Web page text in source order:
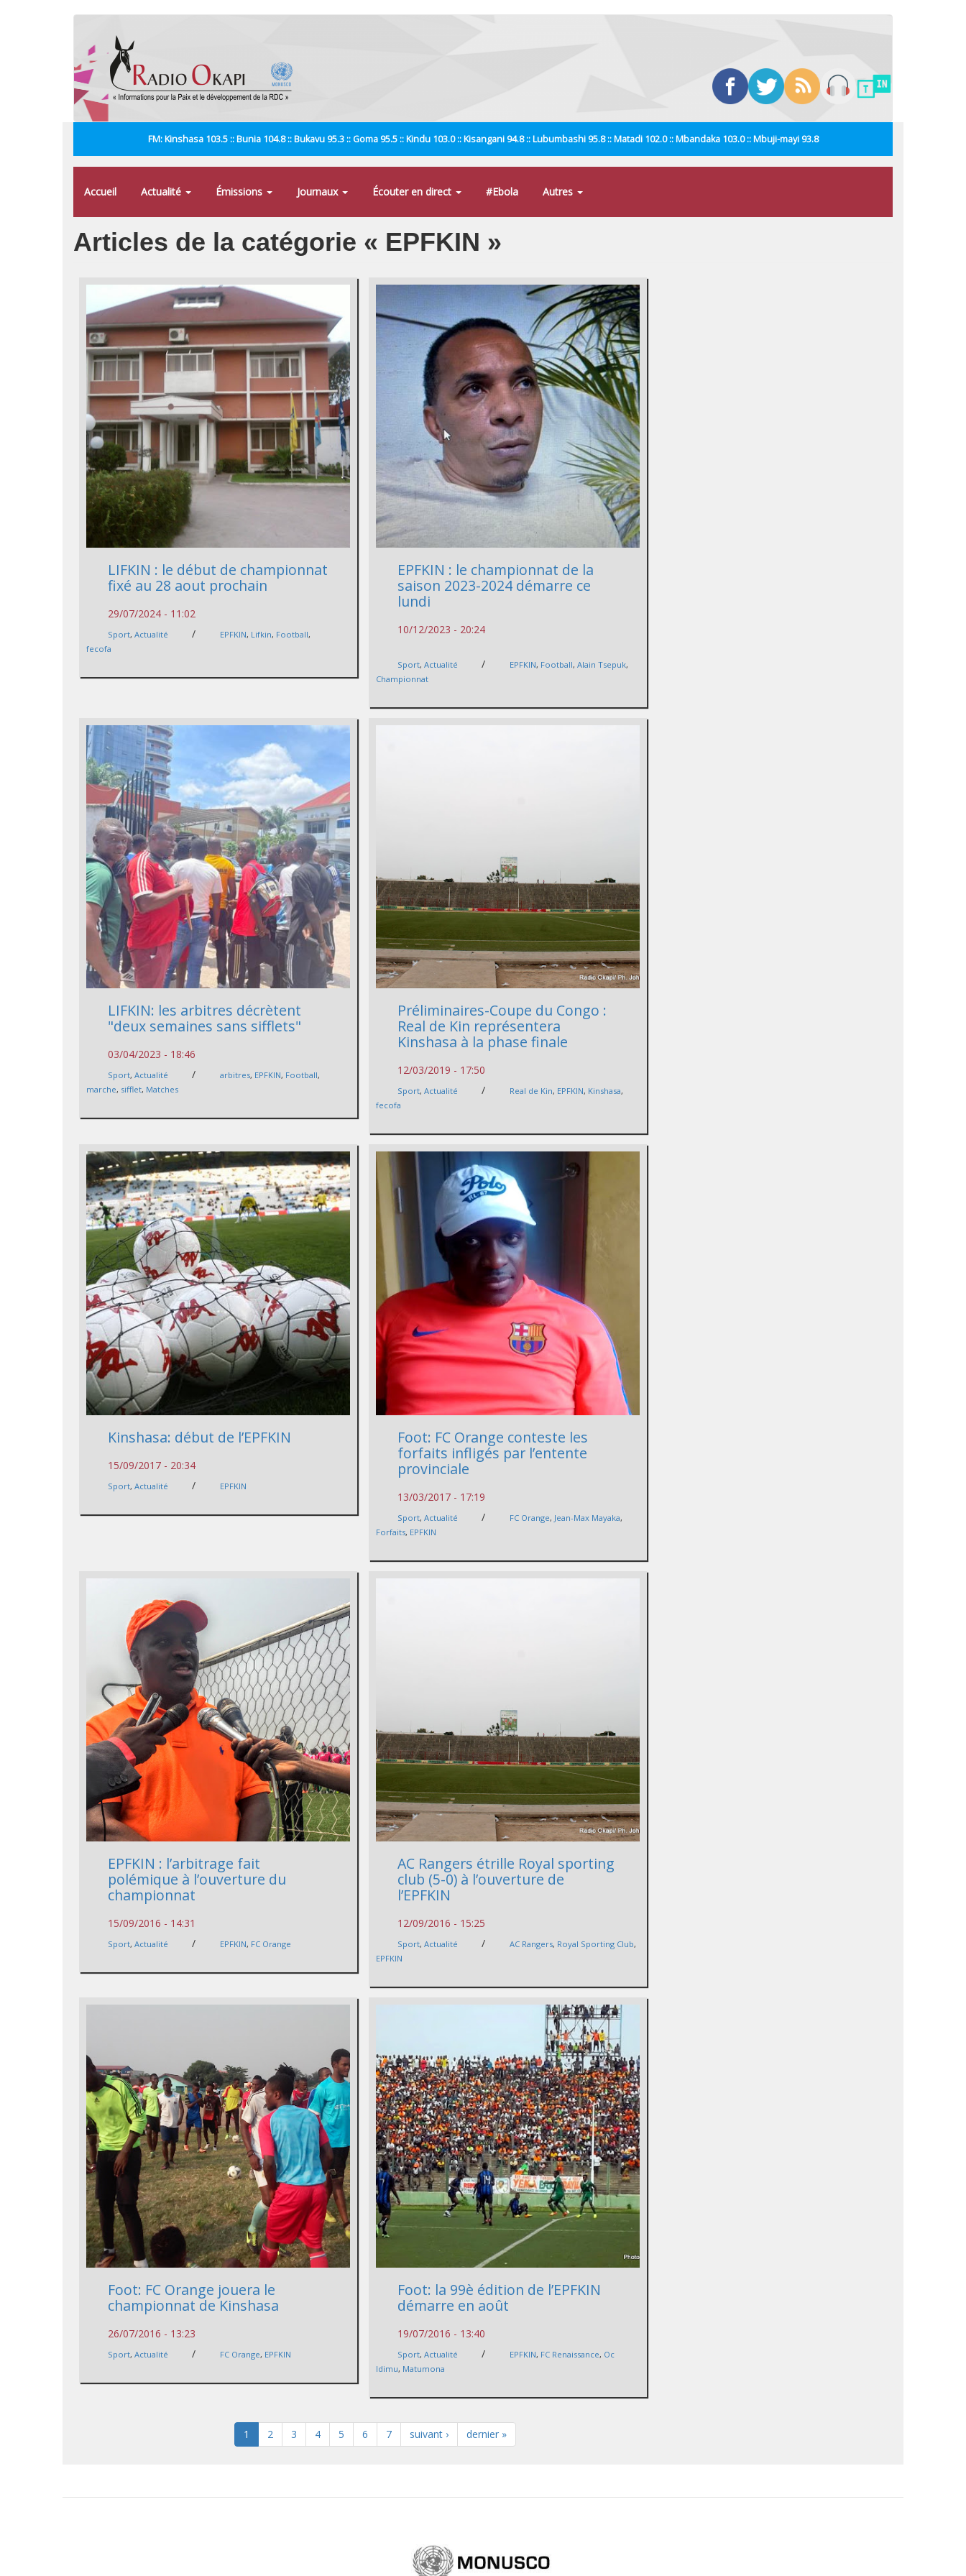
FM: Kinshasa 103.5 :: Bunia 104.8 :: Bukavu 95.3 :: Goma 95.5 :: Kindu 103.0 :: Kisangani 94.8 :: Lubumbashi 95.8 :: Matadi 102.0 :: Mbandaka 103.0 :: Mbuji-mayi 93.8
Accueil Actualité Émissions Journaux Écouter en direct #Ebola Autres
Articles de la catégorie « EPFKIN »
LIFKIN : le début de championnat
fixé au 28 aout prochain
29/07/2024 - 11:02
Sport,Actualité / EPFKIN, Lifkin, Football,
fecofa
EPFKIN : le championnat de la
saison 2023-2024 démarre ce
lundi
10/12/2023 - 20:24
Sport,Actualité / EPFKIN, Football,Alain Tsepuk,
Championnat
LIFKIN: les arbitres décrètent
"deux semaines sans sifflets"
03/04/2023 - 18:46
Sport,Actualité / arbitres, EPFKIN, Football,
marche, sifflet, Matches
Préliminaires-Coupe du Congo :
Real de Kin représentera
Kinshasa à la phase finale
12/03/2019 - 17:50
Sport,Actualité / Real de Kin, EPFKIN, Kinshasa,
fecofa
Kinshasa: début de l’EPFKIN
15/09/2017 - 20:34
Sport,Actualité / EPFKIN
Foot: FC Orange conteste les
forfaits infligés par l’entente
provinciale
13/03/2017 - 17:19
Sport,Actualité / FC Orange, Jean-Max Mayaka,
Forfaits, EPFKIN
EPFKIN : l’arbitrage fait
polémique à l’ouverture du
championnat
15/09/2016 - 14:31
Sport,Actualité / EPFKIN, FC Orange
AC Rangers étrille Royal sporting
club (5-0) à l’ouverture de
l’EPFKIN
12/09/2016 - 15:25
Sport,Actualité / AC Rangers, Royal Sporting Club,
EPFKIN
Foot: FC Orange jouera le
championnat de Kinshasa
26/07/2016 - 13:23
Sport,Actualité / FC Orange, EPFKIN
Foot: la 99è édition de l’EPFKIN
démarre en août
19/07/2016 - 13:40
Sport,Actualité / EPFKIN, FC Renaissance, Oc
Idimu, Matumona
1 2 3 4 5 6 7 suivant › dernier »